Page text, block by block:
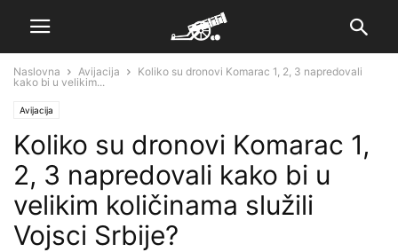
Naslovna Avijacija
Koliko su dronovi Komarac 1, 2, 3 napredovali
kako bi u velikim...
Avijacija
Koliko su dronovi Komarac 1,
2, 3 napredovali kako bi u
velikim količinama služili
Vojsci Srbije?